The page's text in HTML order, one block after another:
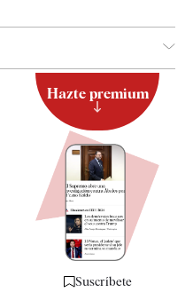
Hazte premium
Suscríbete